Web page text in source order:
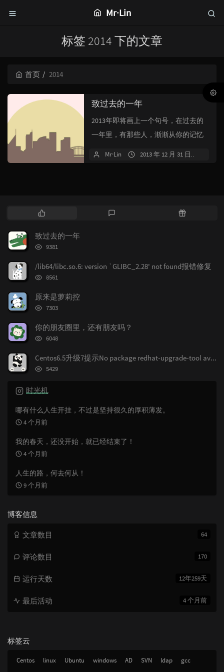
Mr·Lin
标签 2014 下的文章
首页 2014
致过去的一年
2013年即将画上一个句号，在过去的
一年里，有那些人，渐渐从你的记忆
Mr·Lin 2013 年 12 月 31 日
热
文
章
随
致过去的一年
浏
次
数:
9381
/lib64/libc.so.6: version `GLIBC_2.28' not found报错修复
浏
次
数:
8561
原来是萝莉控
浏
次
数:
7303
你的朋友圈里，还有朋友吗？
浏
次
数:
6048
Centos6.5升级7提示No package redhat-upgrade-tool available.
浏
数:
5429
时光机
哪有什么人生开挂，不过是坚持很久的厚积薄发。
4 个月前
我的春天，还没开始，就已经结束了！
4 个月前
人生的路，何去何从！
9 个月前
博客信息
64
文章数目
170
评论数目
12年259天
运行天数
4 个月前
最后活动
标签云
Centos linux Ubuntu windows AD SVN ldap
gcc